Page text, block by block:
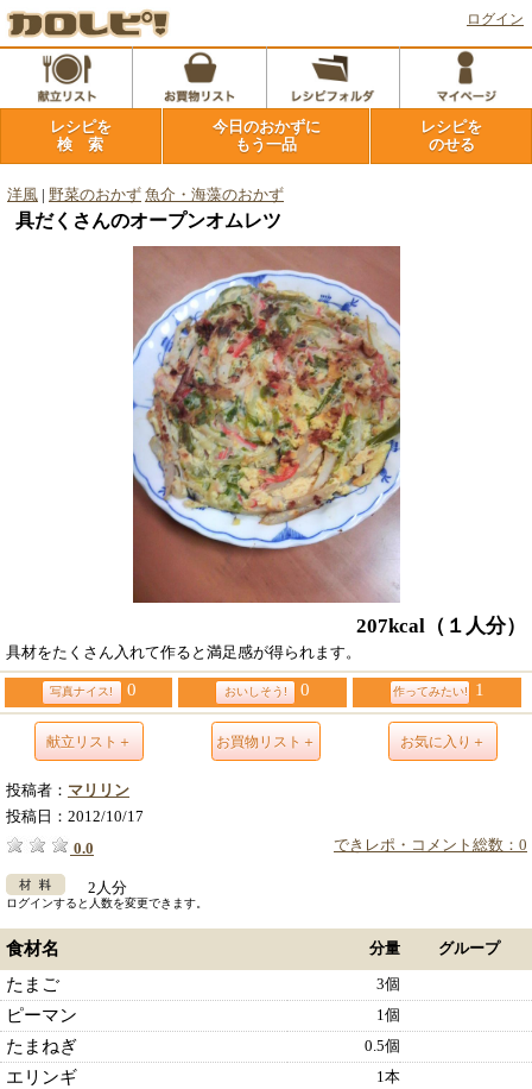
ログイン
レシピを
検 索
今日のおかずに
もう一品
レシピを
のせる
洋風 野菜のおかず 魚介・海藻のおかず
具だくさんのオープンオムレツ
207kcal （１人分）
具材をたくさん入れて作ると満足感が得られます。
写真ナイス! 0 おいしそう! 0 作ってみたい! 1
献立リスト＋ お買物リスト＋ お気に入り＋
投稿者： マリリン
投稿日： 2012/10/17
できレポ・コメント総数：0
0.0
2人分
ログインすると人数を変更できます。
食材名 分量 グループ
たまご 3個
ピーマン 1個
たまねぎ 0.5個
エリンギ 1本